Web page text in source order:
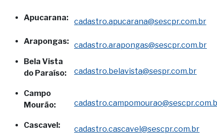
Apucarana: cadastro.apucarana@sescpr.com.br
Arapongas: cadastro.arapongas@sescpr.com.br
Bela Vista
do Paraíso:
cadastro.belavista@sespr.com.br
Campo
Mourão:
Cascavel:
cadastro.cascavel@sescpr.com.br